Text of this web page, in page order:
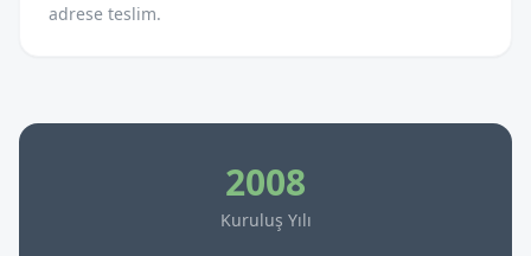
adrese teslim.
2008
Kuruluş Yılı